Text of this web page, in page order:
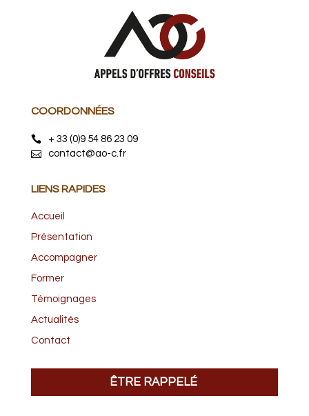
COORDONNÉES
+ 33 (0)9 54 86 23 09
contact@ao-c.fr
LIENS RAPIDES
Accueil
Présentation
Accompagner
Former
Témoignages
Actualités
Contact
ÊTRE RAPPELÉ